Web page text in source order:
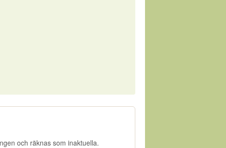
och räknas som inaktuella.